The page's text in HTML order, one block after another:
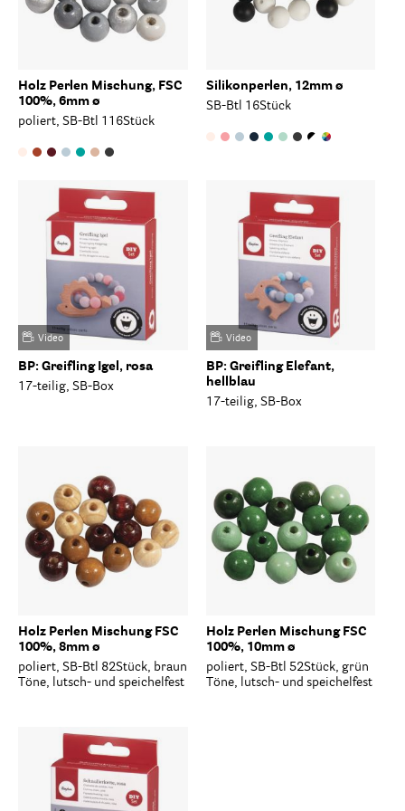
Holz Perlen Mischung, FSC
100%, 6mm ø
poliert, SB-Btl 116Stück
Silikonperlen, 12mm ø
SB-Btl 16Stück
Video
BP: Greifling Igel, rosa
17-teilig, SB-Box
Video
BP: Greifling Elefant,
hellblau
17-teilig, SB-Box
Holz Perlen Mischung FSC
100%, 8mm ø
poliert, SB-Btl 82Stück, braun
Töne, lutsch- und speichelfest
Holz Perlen Mischung FSC
100%, 10mm ø
poliert, SB-Btl 52Stück, grün
Töne, lutsch- und speichelfest